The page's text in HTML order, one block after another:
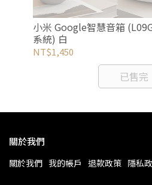
小米 Google智慧音箱
系統) 白
NT$1,450
已售完
關於我們
關於我們 我的帳戶 退款政策 隱私